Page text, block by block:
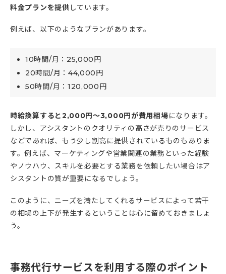
料金プランを提供 しています。
例えば、以下のようなプランがあります。
10時間/月：25,000円
20時間/月：44,000円
50時間/月：120,000円
時給換算すると2,000円〜3,000円が費用相場になります。
しかし、アシスタントのクオリティの高さが売りのサービス
などであれば、もう少し割高に提供されているものもありま
す。例えば、マーケティングや営業関連の業務といった経験
やノウハウ、スキルを必要とする業務を依頼したい場合はア
シスタントの質が重要になるでしょう。
このように、ニーズを満たしてくれるサービスによって若干
の相場の上下が発生するということは心に留めておきましょ
う。
事務代行サービスを利用する際のポイント